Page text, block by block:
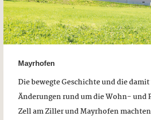
Mayrhofen
Die bewegte Geschichte und die
Änderungen rund um die Wohn- und
Zell am Ziller und Mayrhofen